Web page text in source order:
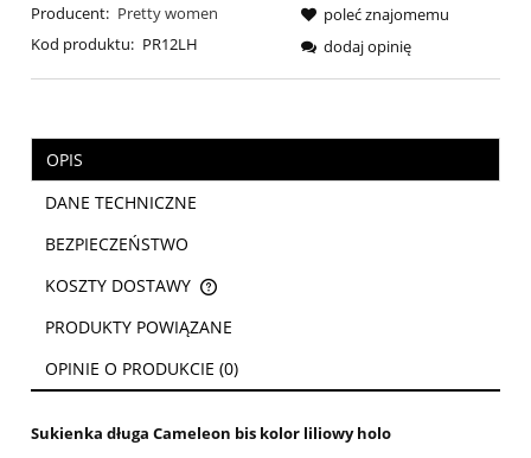
Producent: Pretty women
Kod produktu: PR12LH
poleć znajomemu
dodaj opinię
OPIS
DANE TECHNICZNE
BEZPIECZEŃSTWO
KOSZTY DOSTAWY
CENA NIE ZAWIERA EWENTUALNYCH KOSZTÓW PŁATNOŚCI
PRODUKTY POWIĄZANE
OPINIE O PRODUKCIE (0)
Sukienka długa Cameleon bis kolor liliowy holo